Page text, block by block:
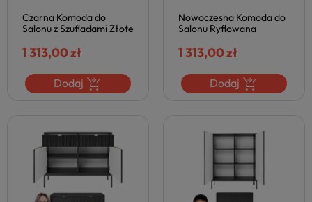
Czarna Komoda do
Salonu z Szufladami Złote
Trzydrzwiowa Czarny
Mat NOVA
1 313,00 zł
Dodaj
Nowoczesna Komoda do
Salonu Ryflowana
Szufladami Metalowe
Nogi Czarna NOVA
1 313,00 zł
Dodaj